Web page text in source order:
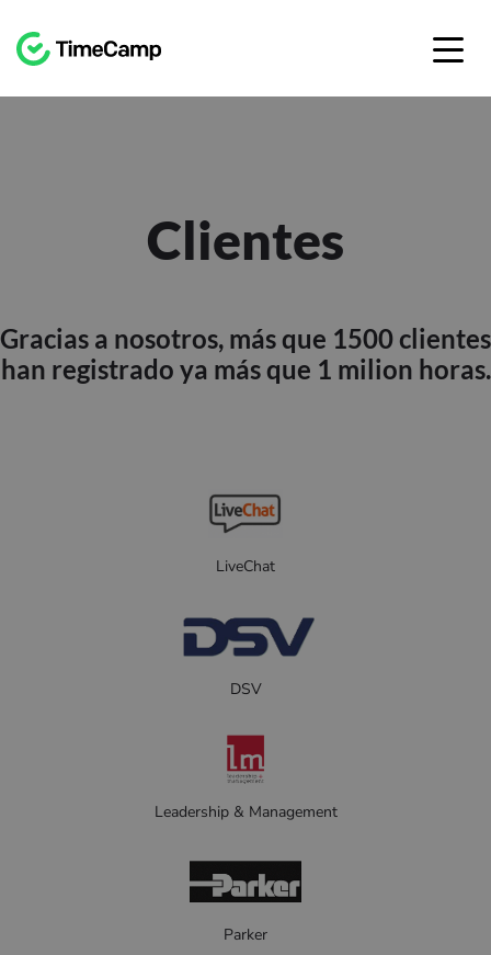
Clientes
Gracias a nosotros, más que 1500 clientes
han registrado ya más que 1 milion horas.
LiveChat
DSV
Leadership & Management
Parker